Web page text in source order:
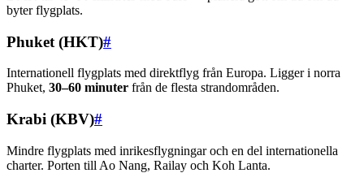
byter flygplats.
Phuket (HKT)#
Internationell flygplats med direktflyg från Europa. Ligger i norra
Phuket, 30–60 minuter från de flesta strandområden.
Krabi (KBV)#
Mindre flygplats med inrikesflygningar och en del internationella
charter. Porten till Ao Nang, Railay och Koh Lanta.